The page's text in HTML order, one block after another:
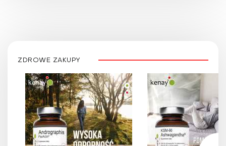
ZDROWE ZAKUPY